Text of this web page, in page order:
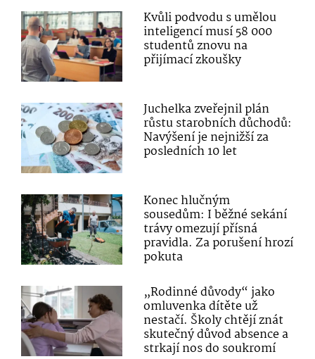
Kvůli podvodu s umělou
inteligencí musí 58 000
studentů znovu na
přijímací zkoušky
Juchelka zveřejnil plán
růstu starobních důchodů:
Navýšení je nejnižší za
posledních 10 let
Konec hlučným
sousedům: I běžné sekání
trávy omezují přísná
pravidla. Za porušení hrozí
pokuta
„Rodinné důvody“ jako
omluvenka dítěte už
nestačí. Školy chtějí znát
skutečný důvod absence a
strkají nos do soukromí